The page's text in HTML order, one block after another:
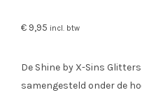
€ 9,95 incl. btw
De Shine by X-Sins
samengesteld onder de